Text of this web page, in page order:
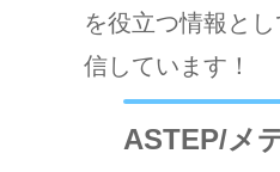
を役立つ情報と
信しています！
ASTEP/メ